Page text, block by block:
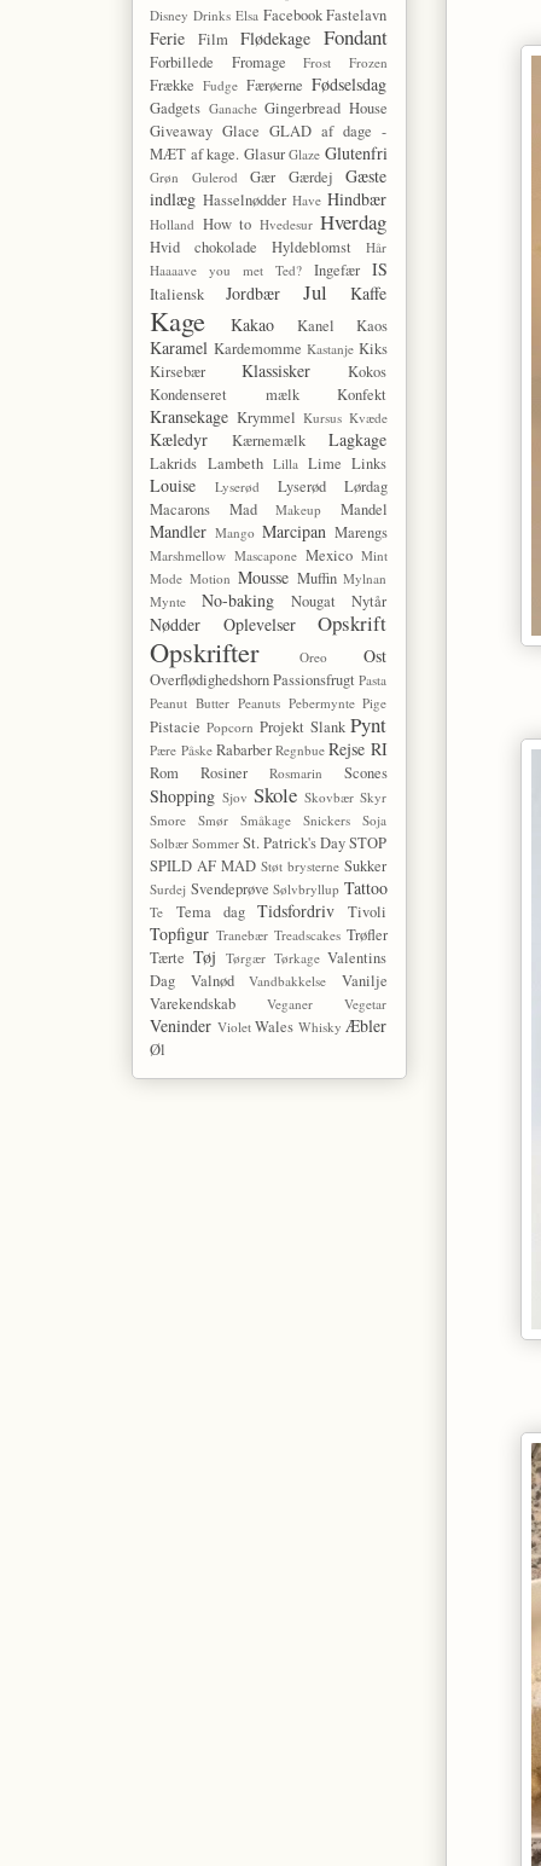
Disney Drinks Elsa Facebook Fastelavn
Ferie Film Flødekage Fondant
Forbillede Fromage Frost Frozen
Frække Fudge Færøerne Fødselsdag
Gadgets Ganache Gingerbread House
Giveaway Glace GLAD af dage -
MÆT af kage. Glasur Glaze Glutenfri
Grøn Gulerod Gær Gærdej
Gæste
indlæg Hasselnødder Have Hindbær
Holland How to Hvedesur Hverdag
Hvid chokolade Hyldeblomst
Hår
Haaaave you met Ted?
Ingefær IS
Italiensk Jordbær Jul Kaffe
Kage Kakao Kanel Kaos
Karamel Kardemomme Kastanje Kiks
Kirsebær
Klassisker
Kokos
Kondenseret mælk
Konfekt
Kransekage Krymmel Kursus Kvæde
Kæledyr Kærnemælk Lagkage
Lakrids Lambeth Lilla Lime Links
Louise Lyserød
Lyserød Lørdag
Macarons
Mad Makeup Mandel
Mandler Mango Marcipan Marengs
Marshmellow Mascapone Mexico Mint
Mode Motion Mousse Muffin Mylnan
Mynte
No-baking Nougat Nytår
Nødder Oplevelser Opskrift
Opskrifter Oreo Ost
Overflødighedshorn Passionsfrugt Pasta
Peanut Butter Peanuts Pebermynte Pige
Pistacie Popcorn Projekt Slank Pynt
Pære Påske Rabarber Regnbue Rejse RI
Rom Rosiner Rosmarin Scones
Shopping Sjov Skole Skovbær Skyr
Smore
Smør Småkage Snickers
Soja
Solbær Sommer St. Patrick's Day STOP
SPILD AF MAD Støt brysterne Sukker
Surdej Svendeprøve Sølvbryllup Tattoo
Te Tema dag Tidsfordriv Tivoli
Topfigur Tranebær Treadscakes Trøfler
Tærte Tøj Tørgær Tørkage Valentins
Dag
Valnød Vandbakkelse
Vanilje
Varekendskab
Veganer Vegetar
Veninder Violet Wales Whisky Æbler
Øl